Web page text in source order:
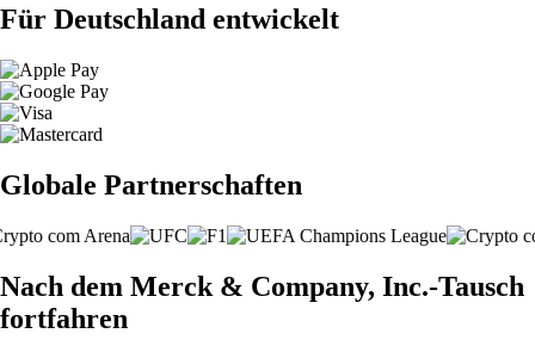
Für Deutschland entwickelt
Globale Partnerschaften
Nach dem Merck & Company, Inc.-Tausch
fortfahren